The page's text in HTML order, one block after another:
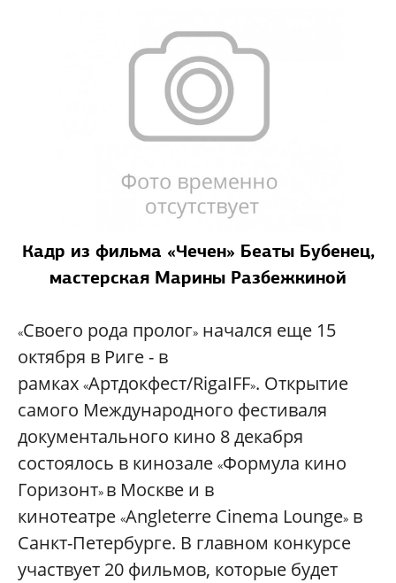
Кадр из фильма «Чечен» Беаты Бубенец,
мастерская Марины Разбежкиной
«Своего рода пролог» начался еще 15
октября в Риге - в
рамках «Артдокфест/RigaIFF». Открытие
самого Международного фестиваля
документального кино 8 декабря
состоялось в кинозале «Формула кино
Горизонт» в Москве и в
кинотеатре «Angleterre Cinema Lounge» в
Санкт-Петербурге. В главном конкурсе
участвует 20 фильмов, которые будет